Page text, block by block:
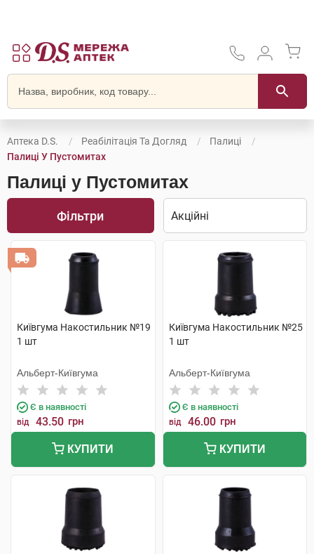
Аптека D.S. Реабілітація Та Догляд
Палиці
Палиці У Пустомитах
Палиці у Пустомитах
Фільтри
Київгума Накостильник №19
1 шт
Альберт-Київгума
Є в наявності
від 43.50 грн
КУПИТИ
Київгума Накостильник №25
1 шт
Альберт-Київгума
Є в наявності
від 46.00 грн
КУПИТИ